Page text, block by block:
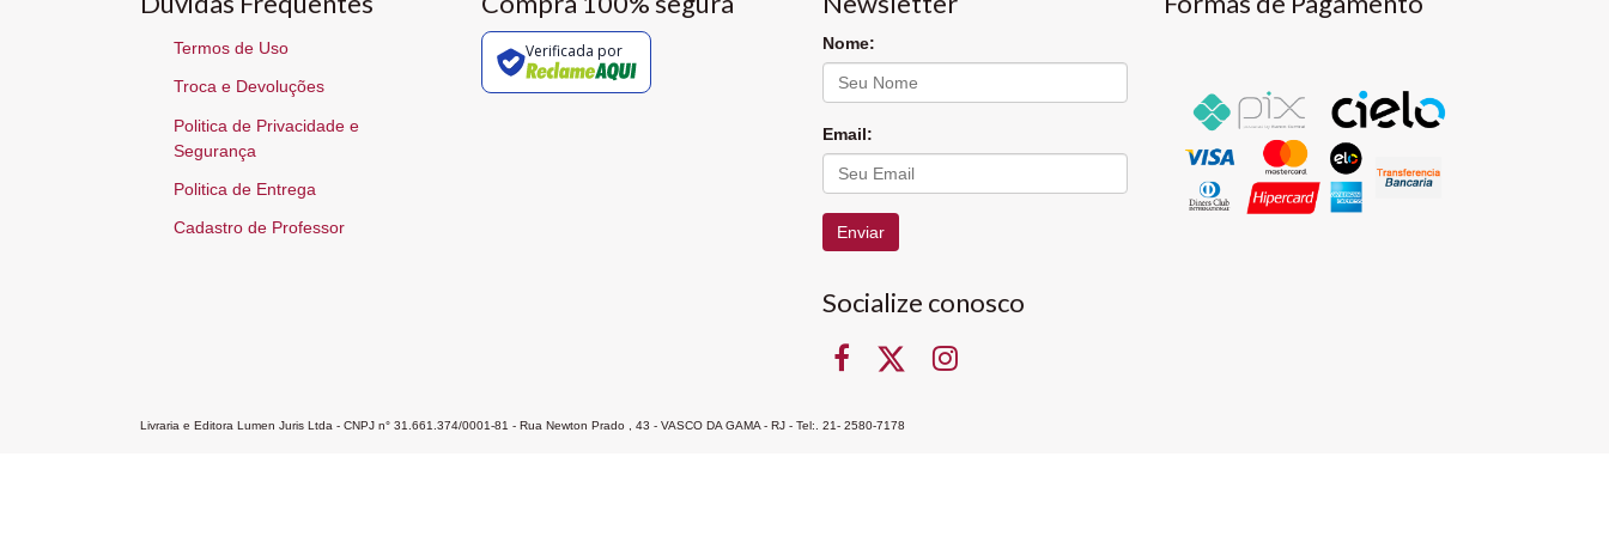
Termos de Uso
Troca e Devoluções
Politica de Privacidade e
Segurança
Politica de Entrega
Cadastro de Professor
Verificada por Nome:
Email:
Enviar
Socialize conosco
Livraria e Editora Lumen Juris Ltda - CNPJ n° 31.661.374/0001-81 - Rua Newton Prado , 43 - VASCO DA GAMA - RJ - Tel:. 21- 2580-7178